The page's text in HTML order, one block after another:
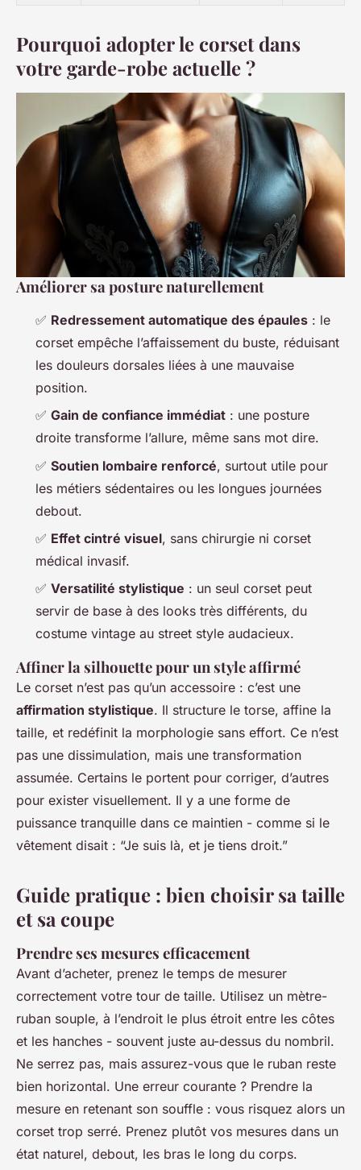
Pourquoi adopter le corset dans
votre garde-robe actuelle ?
Améliorer sa posture naturellement
✅ Redressement automatique des épaules : le
corset empêche l’affaissement du buste, réduisant
les douleurs dorsales liées à une mauvaise
position.
✅ Gain de confiance immédiat : une posture
droite transforme l’allure, même sans mot dire.
✅ Soutien lombaire renforcé, surtout utile pour
les métiers sédentaires ou les longues journées
debout.
✅ Effet cintré visuel, sans chirurgie ni corset
médical invasif.
✅ Versatilité stylistique : un seul corset peut
servir de base à des looks très différents, du
costume vintage au street style audacieux.
Affiner la silhouette pour un style affirmé
Le corset n’est pas qu’un accessoire : c’est une
affirmation stylistique. Il structure le torse, affine la
taille, et redéfinit la morphologie sans effort. Ce n’est
pas une dissimulation, mais une transformation
assumée. Certains le portent pour corriger, d’autres
pour exister visuellement. Il y a une forme de
puissance tranquille dans ce maintien - comme si le
vêtement disait : “Je suis là, et je tiens droit.”
Guide pratique : bien choisir sa taille
et sa coupe
Prendre ses mesures efficacement
Avant d’acheter, prenez le temps de mesurer
correctement votre tour de taille. Utilisez un mètre-
ruban souple, à l’endroit le plus étroit entre les côtes
et les hanches - souvent juste au-dessus du nombril.
Ne serrez pas, mais assurez-vous que le ruban reste
bien horizontal. Une erreur courante ? Prendre la
mesure en retenant son souffle : vous risquez alors un
corset trop serré. Prenez plutôt vos mesures dans un
état naturel, debout, les bras le long du corps.